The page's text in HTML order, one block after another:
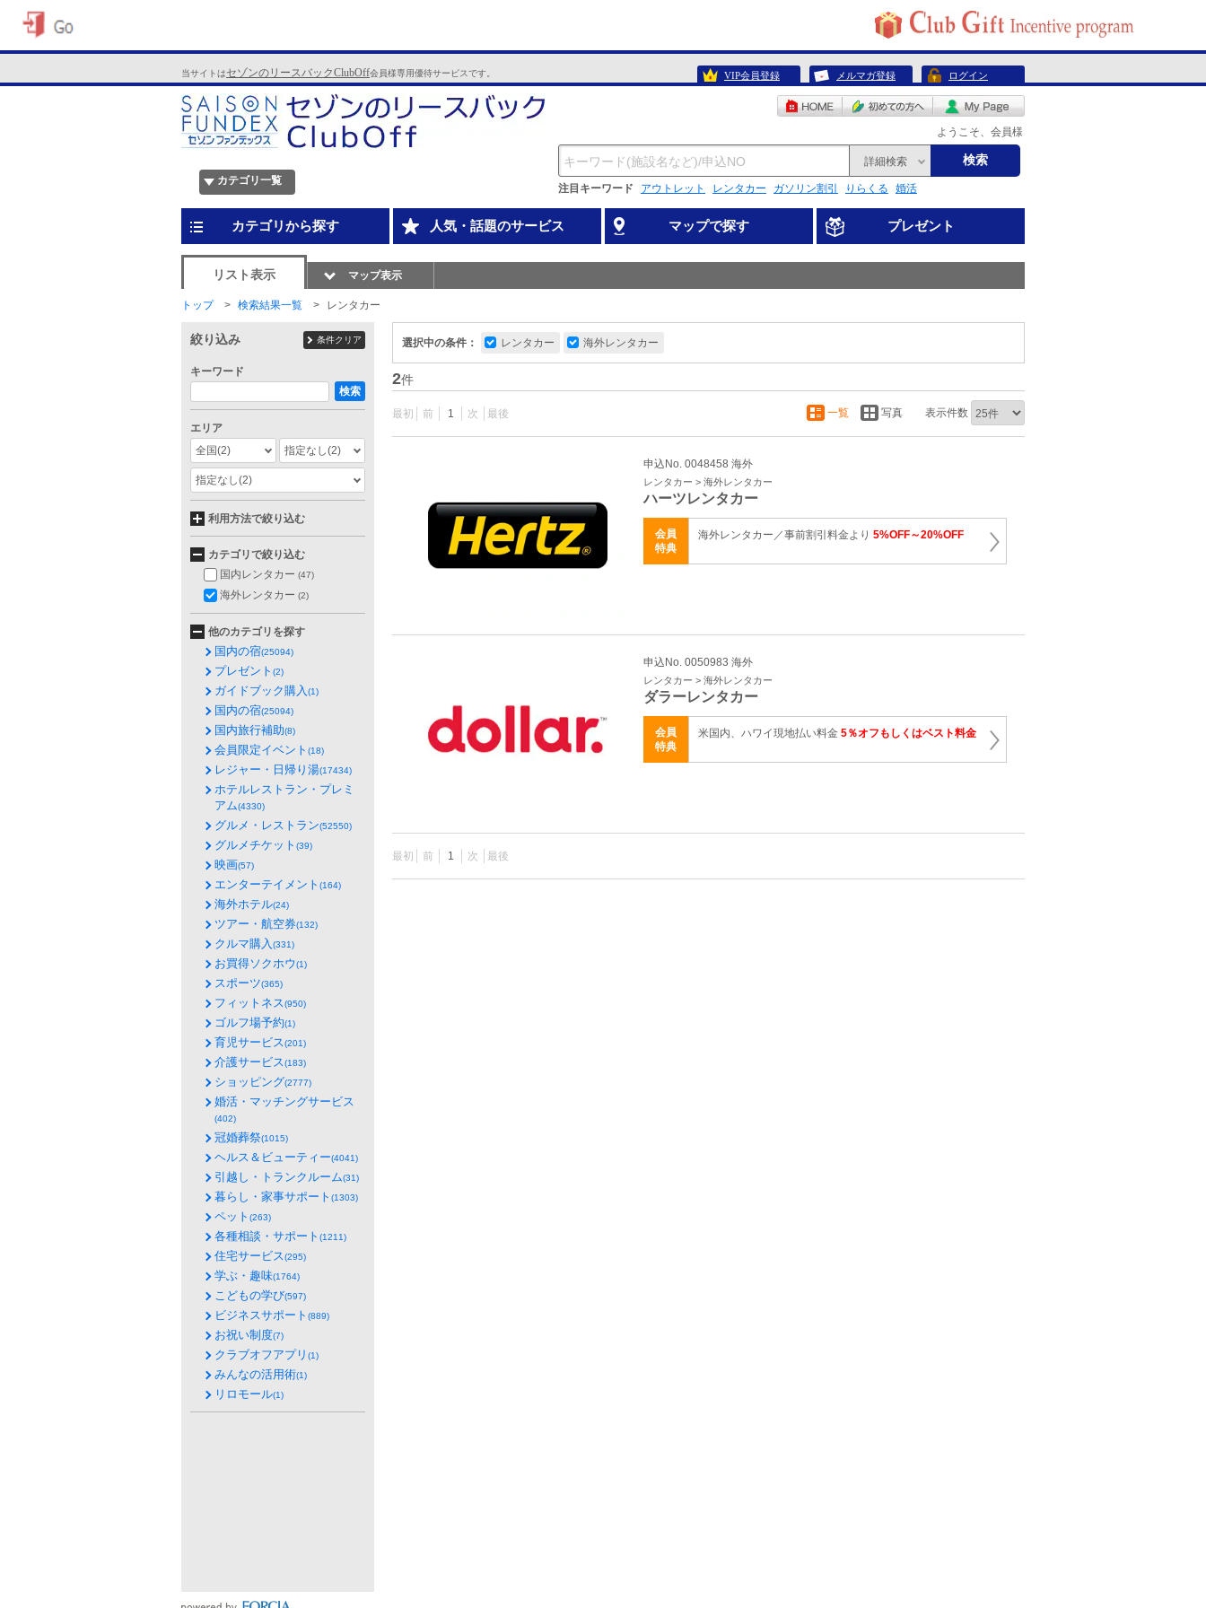
当サイトはセゾンのリースバックClubOff会員様専用優待サービスです。 VIP会員登録 メルマガ登録 ログイン
ようこそ、会員様
カテゴリ一覧
詳細検索 検索
注目キーワード アウトレット レンタカー ガソリン割引 りらくる 婚活
カテゴリから探す 人気・話題のサービス マップで探す プレゼント
リスト表示 マップ表示
トップ 検索結果一覧 レンタカー
選択中の条件： レンタカー 海外レンタカー
2件
最初 前 1 次 最後 一覧 写真 表示件数
申込No. 0048458 海外
レンタカー > 海外レンタカー
ハーツレンタカー
会員
特典
海外レンタカー／事前割引料金より 5%OFF～20%OFF
申込No. 0050983 海外
レンタカー > 海外レンタカー
ダラーレンタカー
会員
特典
米国内、ハワイ現地払い料金 5％オフもしくはベスト料金
最初 前 1 次 最後
絞り込み 条件クリア
キーワード
検索
エリア
全国(2) 指定なし(2)
指定なし(2)
利用方法で絞り込む
カテゴリで絞り込む
国内レンタカー (47)
海外レンタカー (2)
他のカテゴリを探す
国内の宿(25094)
プレゼント (2)
ガイドブック購入(1)
国内の宿(25094)
国内旅行補助(8)
会員限定イベント (18)
レジャー・日帰り湯(17434)
ホテルレストラン・プレミ
アム(4330)
グルメ・レストラン(52550)
グルメチケット (39)
映画(57)
エンターテイメント (164)
海外ホテル(24)
ツアー・航空券(132)
クルマ購入(331)
お買得ソクホウ(1)
スポーツ(365)
フィットネス(950)
ゴルフ場予約(1)
育児サービス(201)
介護サービス(183)
ショッピング(2777)
婚活・マッチングサービス
(402)
冠婚葬祭(1015)
ヘルス＆ビューティー(4041)
引越し・トランクルーム(31)
暮らし・家事サポート (1303)
ペット (263)
各種相談・サポート (1211)
住宅サービス(295)
学ぶ・趣味(1764)
こどもの学び(597)
ビジネスサポート (889)
お祝い制度(7)
クラブオフアプリ (1)
みんなの活用術(1)
リロモール(1)